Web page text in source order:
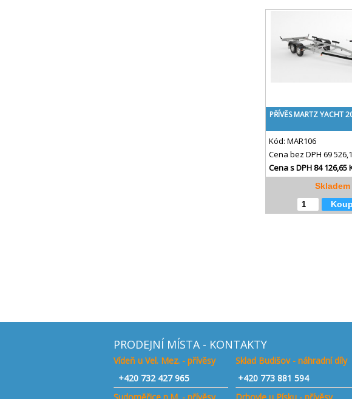
PŘÍVĚS MARTZ YACHT
Kód: MAR106
Cena bez DPH 69
Cena s DPH84 126,65
Skladem
PRODEJNÍ MÍSTA - KONTAKTY
Vídeň u Vel. Mez. - přívěsy
+420 732 427 965
Sklad Budišov - náhradní díly
+420 773 881 594